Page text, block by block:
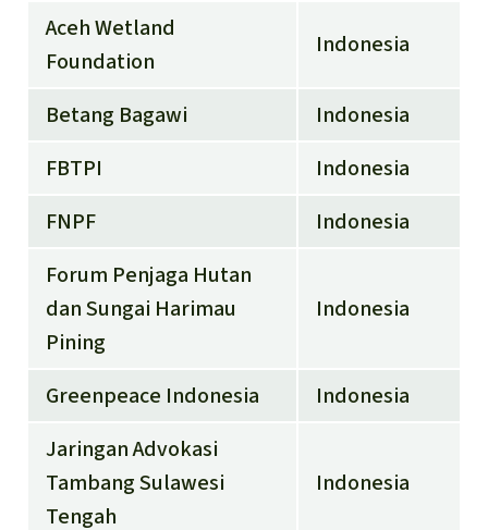
Aceh Wetland
Foundation
Indonesia
Betang Bagawi
Indonesia
FBTPI
Indonesia
FNPF
Indonesia
Forum Penjaga Hutan
dan Sungai Harimau
Pining
Indonesia
Greenpeace Indonesia
Indonesia
Jaringan Advokasi
Tambang Sulawesi
Tengah
Indonesia